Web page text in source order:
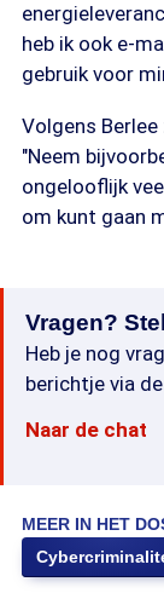
heb ik ook e-
gebruik voor
Volgens
"Neem
ongelooflijk
om kunt gaan
Vragen?
Heb je nog
berichtje via
Naar de chat
MEER IN HET